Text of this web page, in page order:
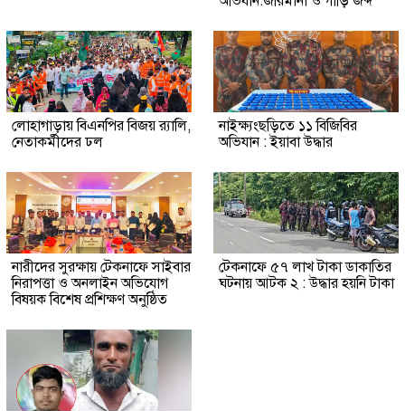
লোহাগাড়ায় বিএনপির বিজয় র‍্যালি,
নেতাকর্মীদের ঢল
নাইক্ষ্যংছড়িতে ১১ বিজিবির
অভিযান : ইয়াবা উদ্ধার
নারীদের সুরক্ষায় টেকনাফে সাইবার
নিরাপত্তা ও অনলাইন অভিযোগ
বিষয়ক বিশেষ প্রশিক্ষণ অনুষ্ঠিত
টেকনাফে ৫৭ লাখ টাকা ডাকাতির
ঘটনায় আটক ২ : উদ্ধার হয়নি টাকা